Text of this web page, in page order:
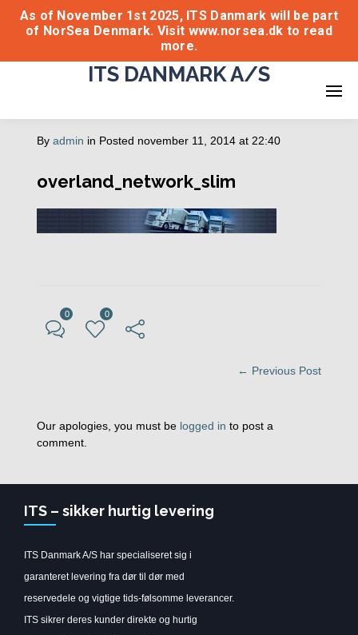
As of November 1st 2025, ITS Danmark will be part
of NorSea Denmark. Visit www.norsea.dk to read
more.
ITS DANMARK A/S
By admin in Posted november 11, 2014 at 22:40
overland_network_slim
0 0
← Previous Post
Our apologies, you must be logged in to post a
comment.
ITS – sikker hurtig levering
ITS Danmark A/S har specialiseret sig i
garanteret levering fra dør til dør med
reservedele og vigtige tids-følsomme leverancer.
ITS sikrer deres kunder direkte og hurtig